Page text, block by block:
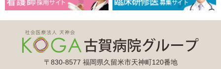
〒830-8577 福岡県久留米市天神町120番地